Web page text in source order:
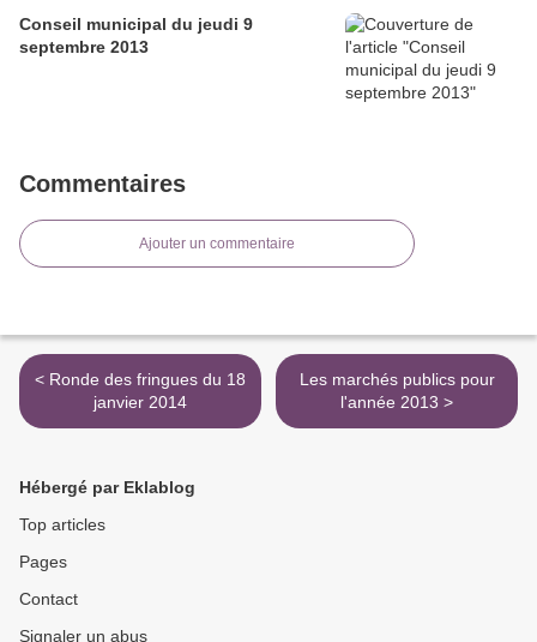
Conseil municipal du jeudi 9
septembre 2013
Commentaires
Ajouter un commentaire
< Ronde des fringues du 18
janvier 2014
Les marchés publics pour
l'année 2013 >
Hébergé par Eklablog
Top articles
Pages
Contact
Signaler un abus